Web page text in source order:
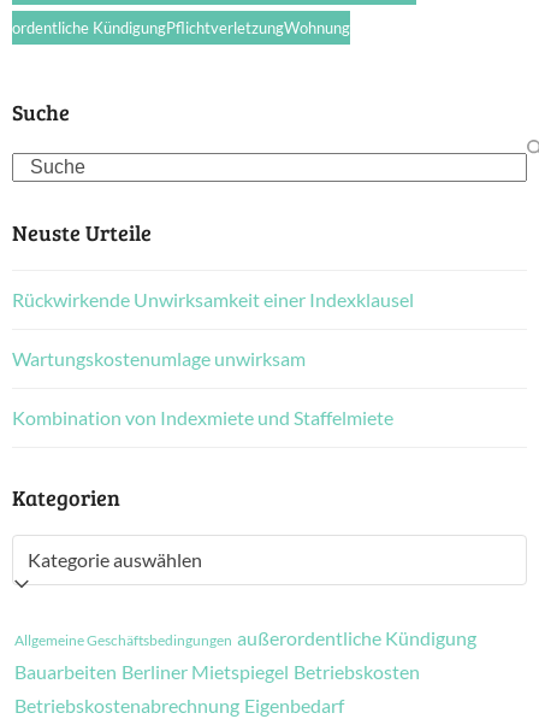
ordentliche KündigungPflichtverletzungWohnung
Suche
Search
Neuste Urteile
Rückwirkende Unwirksamkeit einer Indexklausel
Wartungskostenumlage unwirksam
Kombination von Indexmiete und Staffelmiete
Kategorien
Kategorien
Allgemeine Geschäftsbedingungen außerordentliche Kündigung
Bauarbeiten Berliner Mietspiegel Betriebskosten
Betriebskostenabrechnung Eigenbedarf